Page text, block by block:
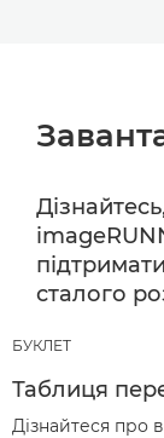
сталого
БУКЛЕТ
Таблиця
Дізнайтеся про